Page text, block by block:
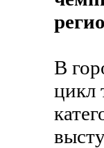
В
цикл